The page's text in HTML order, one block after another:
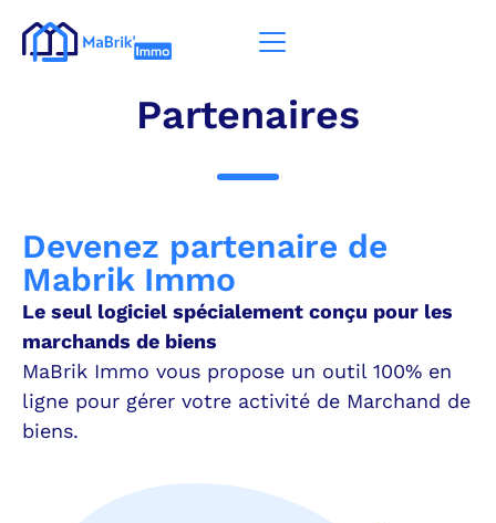
Partenaires
Devenez partenaire de
Mabrik Immo
Le seul logiciel spécialement conçu pour les
marchands de biens
MaBrik Immo vous propose un outil 100% en
ligne pour gérer votre activité de Marchand de
biens.